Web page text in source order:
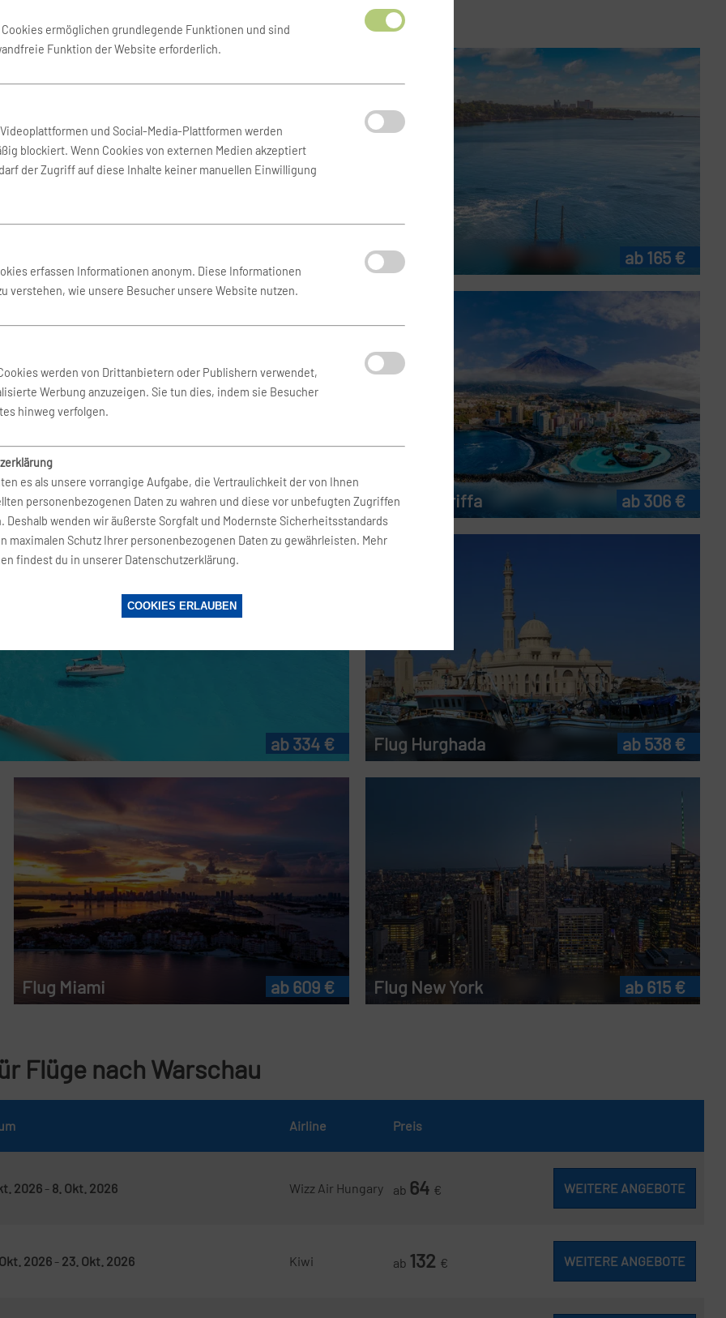
ab 165 €
Flug Mallorca ab 220 € Flug Teneriffa ab 306 €
ab 334 € Flug Hurghada ab 538 €
Flug Miami ab 609 € Flug New York ab 615 €
Flüge nach Warschau
Airline Preis
2026 - 8. Okt. 2026 Wizz Air Hungary ab 64 € WEITERE ANGEBOTE
2026 - 23. Okt. 2026 Kiwi ab 132 € WEITERE ANGEBOTE
Cookies ermöglichen grundlegende Funktionen und sind
Funktion der Website erforderlich.
und Social-Media-Plattformen werden
blockiert. Wenn Cookies von externen Medien akzeptiert
der Zugriff auf diese Inhalte keiner manuellen Einwilligung
erfassen Informationen anonym. Diese Informationen
verstehen, wie unsere Besucher unsere Website nutzen.
werden von Drittanbietern oder Publishern verwendet,
Werbung anzuzeigen. Sie tun dies, indem sie Besucher
hinweg verfolgen.
es als unsere vorrangige Aufgabe, die Vertraulichkeit der von Ihnen
personenbezogenen Daten zu wahren und diese vor unbefugten Zugriffen
Deshalb wenden wir äußerste Sorgfalt und Modernste Sicherheitsstandards
maximalen Schutz Ihrer personenbezogenen Daten zu gewährleisten. Mehr
findest du in unserer Datenschutzerklärung.
COOKIES ERLAUBEN